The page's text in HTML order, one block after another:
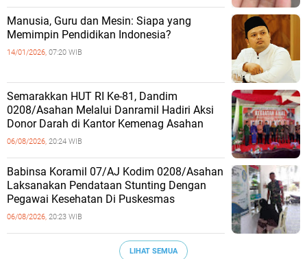
Manusia, Guru dan Mesin: Siapa yang
Memimpin Pendidikan Indonesia?
14/01/2026, 07:20 WIB
Semarakkan HUT RI Ke-81, Dandim
0208/Asahan Melalui Danramil Hadiri Aksi
Donor Darah di Kantor Kemenag Asahan
06/08/2026, 20:24 WIB
Babinsa Koramil 07/AJ Kodim 0208/Asahan
Laksanakan Pendataan Stunting Dengan
Pegawai Kesehatan Di Puskesmas
06/08/2026, 20:23 WIB
LIHAT SEMUA